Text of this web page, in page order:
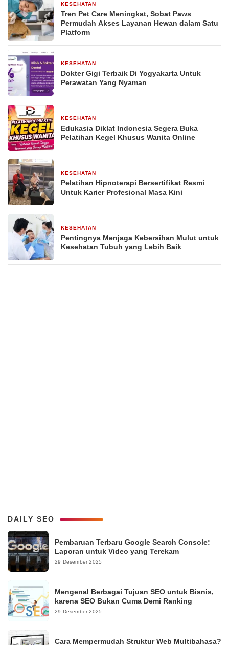
KESEHATAN
Tren Pet Care Meningkat, Sobat Paws
Permudah Akses Layanan Hewan dalam Satu
Platform
KESEHATAN
Dokter Gigi Terbaik Di Yogyakarta Untuk
Perawatan Yang Nyaman
KESEHATAN
Edukasia Diklat Indonesia Segera Buka
Pelatihan Kegel Khusus Wanita Online
KESEHATAN
Pelatihan Hipnoterapi Bersertifikat Resmi
Untuk Karier Profesional Masa Kini
KESEHATAN
Pentingnya Menjaga Kebersihan Mulut untuk
Kesehatan Tubuh yang Lebih Baik
DAILY SEO
Pembaruan Terbaru Google Search Console:
Laporan untuk Video yang Terekam
29 Desember 2025
Mengenal Berbagai Tujuan SEO untuk Bisnis,
karena SEO Bukan Cuma Demi Ranking
29 Desember 2025
Cara Mempermudah Struktur Web Multibahasa?